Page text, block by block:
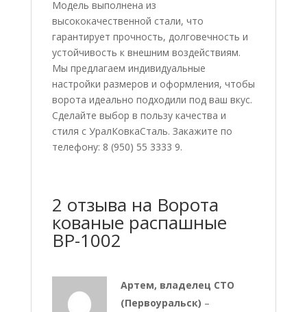
Модель выполнена из
высококачественной стали, что
гарантирует прочность, долговечность и
устойчивость к внешним воздействиям.
Мы предлагаем индивидуальные
настройки размеров и оформления, чтобы
ворота идеально подходили под ваш вкус.
Сделайте выбор в пользу качества и
стиля с УралКовкаСталь. Закажите по
телефону: 8 (950) 55 3333 9.
2 отзыва на Ворота
кованые распашные
ВР-1002
Артем, владелец СТО
(Первоуральск) –